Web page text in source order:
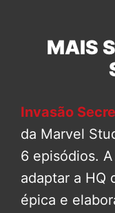
MAIS
Invasão
da Marvel
6 episódios.
adaptar a HQ
épica e